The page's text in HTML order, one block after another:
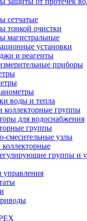
сетчатые
тонкой очистки
магистральные
установки
и реагенты
приборы
воды и тепла
коллекторные группы
для водоснабжения
группы
смесительные узлы
группы и